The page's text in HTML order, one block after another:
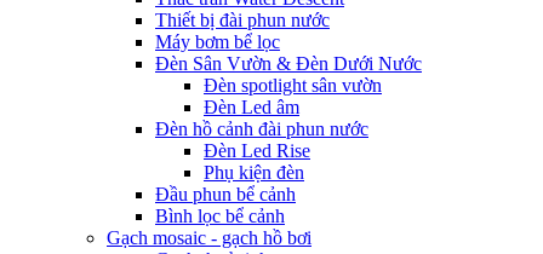
Thiết bị đài phun nước
Máy bơm bể lọc
Đèn Sân Vườn & Đèn Dưới Nước
Đèn spotlight sân vườn
Đèn Led âm
Đèn hồ cảnh đài phun nước
Đèn Led Rise
Phụ kiện đèn
Đầu phun bể cảnh
Bình lọc bể cảnh
Gạch mosaic - gạch hồ bơi